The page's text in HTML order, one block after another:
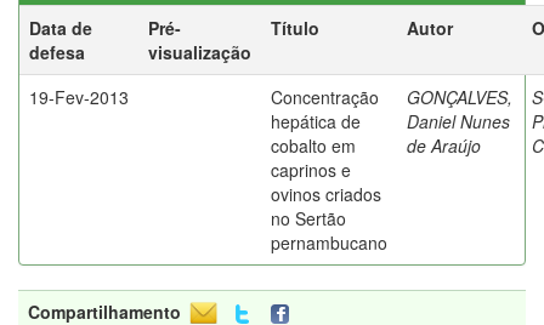
Data de
defesa
Pré-
visualização
Título Autor
19-Fev-2013
Concentração
hepática de
cobalto em
caprinos e
ovinos criados
no Sertão
pernambucano
GONÇALVES,
Daniel Nunes
de Araújo
Compartilhamento